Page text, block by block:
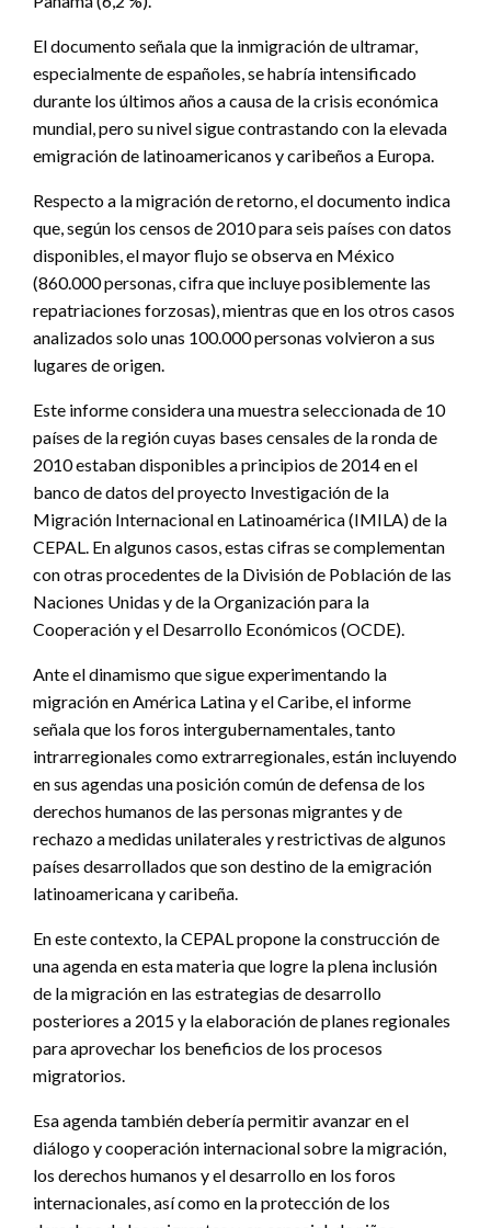
El documento señala que la inmigración de ultramar,
especialmente de españoles, se habría intensificado
durante los últimos años a causa de la crisis económica
mundial, pero su nivel sigue contrastando con la elevada
emigración de latinoamericanos y caribeños a Europa.
Respecto a la migración de retorno, el documento indica
que, según los censos de 2010 para seis países con datos
disponibles, el mayor flujo se observa en México
(860.000 personas, cifra que incluye posiblemente las
repatriaciones forzosas), mientras que en los otros casos
analizados solo unas 100.000 personas volvieron a sus
lugares de origen.
Este informe considera una muestra seleccionada de 10
países de la región cuyas bases censales de la ronda de
2010 estaban disponibles a principios de 2014 en el
banco de datos del proyecto Investigación de la
Migración Internacional en Latinoamérica (IMILA) de la
CEPAL. En algunos casos, estas cifras se complementan
con otras procedentes de la División de Población de las
Naciones Unidas y de la Organización para la
Cooperación y el Desarrollo Económicos (OCDE).
Ante el dinamismo que sigue experimentando la
migración en América Latina y el Caribe, el informe
señala que los foros intergubernamentales, tanto
intrarregionales como extrarregionales, están incluyendo
en sus agendas una posición común de defensa de los
derechos humanos de las personas migrantes y de
rechazo a medidas unilaterales y restrictivas de algunos
países desarrollados que son destino de la emigración
latinoamericana y caribeña.
En este contexto, la CEPAL propone la construcción de
una agenda en esta materia que logre la plena inclusión
de la migración en las estrategias de desarrollo
posteriores a 2015 y la elaboración de planes regionales
para aprovechar los beneficios de los procesos
migratorios.
Esa agenda también debería permitir avanzar en el
diálogo y cooperación internacional sobre la migración,
los derechos humanos y el desarrollo en los foros
internacionales, así como en la protección de los